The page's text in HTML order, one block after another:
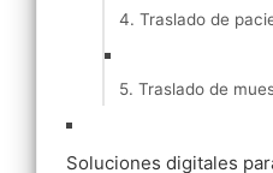
4. Traslado de
5. Traslado de
Soluciones digitales